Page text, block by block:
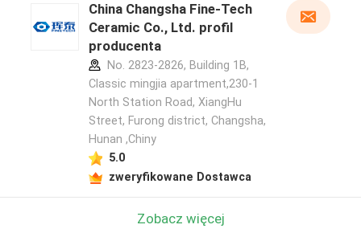
China Changsha Fine-Tech
Ceramic Co., Ltd. profil
producenta
No. 2823-2826, Building 1B,
Classic mingjia apartment,230-1
North Station Road, XiangHu
Street, Furong district, Changsha,
Hunan ,Chiny
5.0
zweryfikowane Dostawca
Zobacz więcej